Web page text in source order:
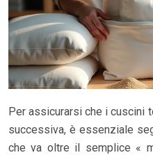
Per assicurarsi che i cuscini
successiva, è essenziale
che va oltre il semplice «